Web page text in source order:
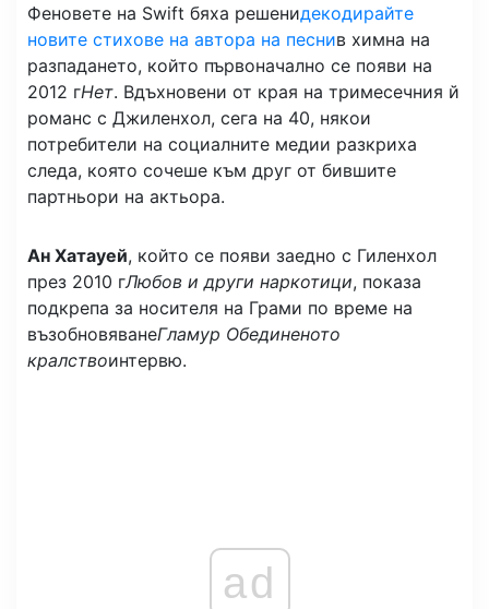
Феновете на Swift бяха решенидекодирайте
новите стихове на автора на песнив химна на
разпадането, който първоначално се появи на
2012 гНет. Вдъхновени от края на тримесечния й
романс с Джиленхол, сега на 40, някои
потребители на социалните медии разкриха
следа, която сочеше към друг от бившите
партньори на актьора.
Ан Хатауей, който се появи заедно с Гиленхол
през 2010 гЛюбов и други наркотици, показа
подкрепа за носителя на Грами по време на
възобновяванеГламур Обединеното
кралствоинтервю.
ad